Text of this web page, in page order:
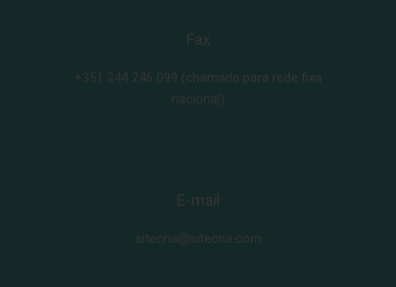
Fax
+351 244 246 099 (chamada para rede fixa
nacional)
E-mail
sitecna@sitecna.com